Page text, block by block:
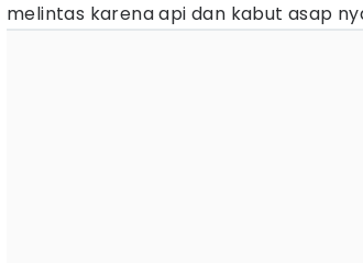
melintas karena api dan kabut asap